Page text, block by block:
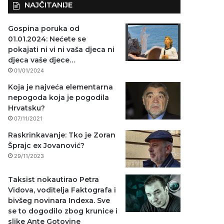
NAJČITANIJE
Gospina poruka od
01.01.2024: Nećete se
pokajati ni vi ni vaša djeca ni
djeca vaše djece…
01/01/2024
Koja je najveća elementarna
nepogoda koja je pogodila
Hrvatsku?
07/11/2021
Raskrinkavanje: Tko je Zoran
Šprajc ex Jovanović?
29/11/2023
Taksist nokautirao Petra
Vidova, voditelja Faktografa i
bivšeg novinara Indexa. Sve
se to dogodilo zbog krunice i
slike Ante Gotovine